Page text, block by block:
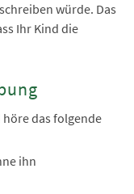
würde. Das
Ihr Kind die
das folgende
ihn